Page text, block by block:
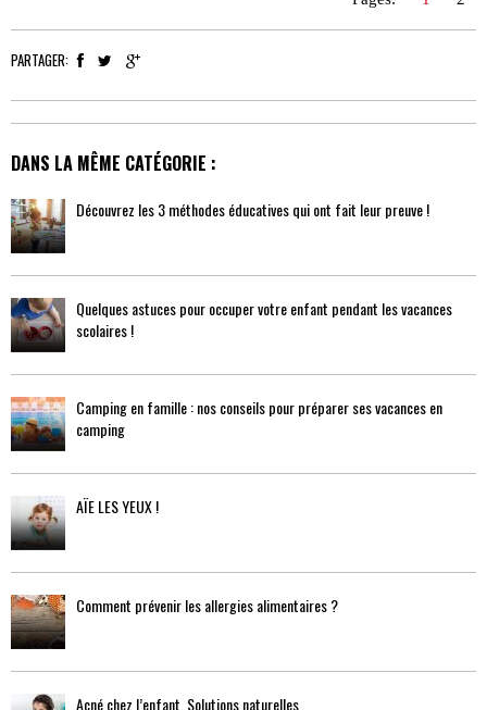
PARTAGER:
DANS LA MÊME CATÉGORIE :
Découvrez les 3 méthodes éducatives qui ont fait leur preuve !
Quelques astuces pour occuper votre enfant pendant les vacances
scolaires !
Camping en famille : nos conseils pour préparer ses vacances en
camping
AÏE LES YEUX !
Comment prévenir les allergies alimentaires ?
Acné chez l’enfant, Solutions naturelles